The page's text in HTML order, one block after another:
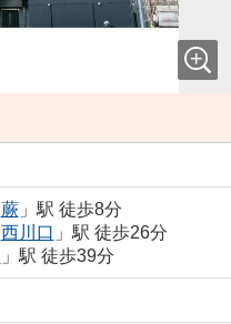
蕨」駅 徒歩8分
西川口 」駅 徒歩26分
」駅 徒歩39分